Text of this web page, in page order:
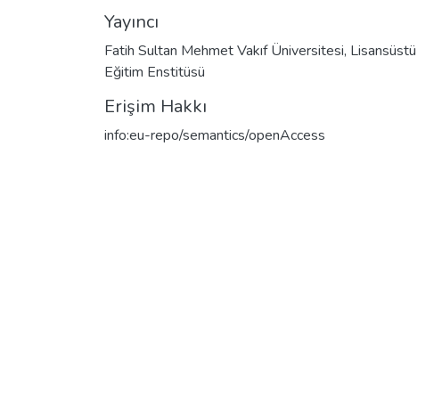
Yayıncı
Fatih Sultan Mehmet Vakıf Üniversitesi, Lisansüstü
Eğitim Enstitüsü
Erişim Hakkı
info:eu-repo/semantics/openAccess